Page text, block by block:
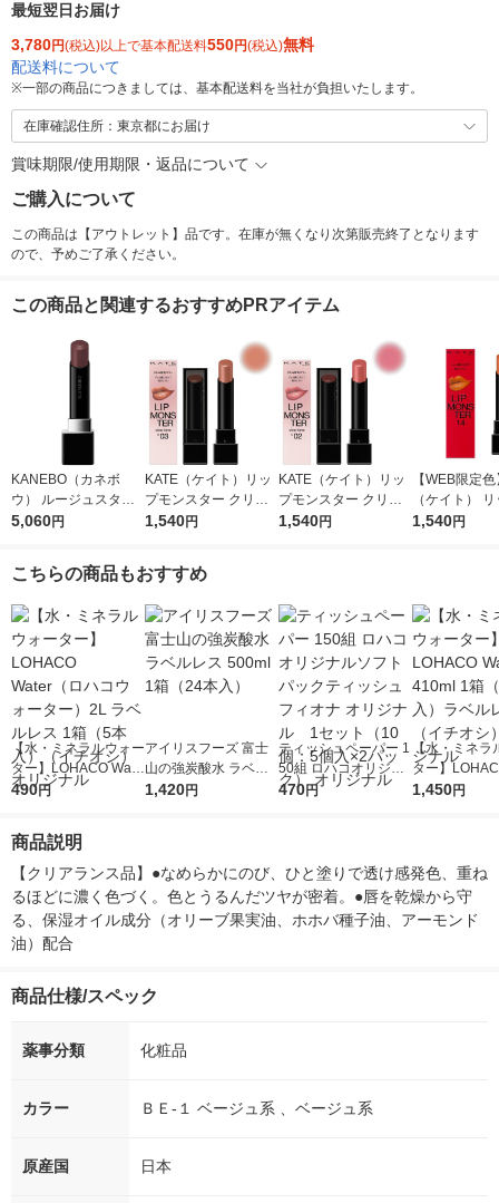
最短翌日お届け
3,780円(税込)以上で基本配送料550円(税込)無料
配送料について
※一部の商品につきましては、基本配送料を当社が負担いたします。
在庫確認住所：東京都にお届け
賞味期限/使用期限・返品について
ご購入について
この商品は【アウトレット】品です。在庫が無くなり次第販売終了となります
ので、予めご了承ください。
この商品と関連するおすすめPRアイテム
KANEBO（カネボ
ウ） ルージュスター
ヴァイブラント V07
5,060円
KATE（ケイト）リッ
プモンスター クリア
トーン C03 枝化モン
1,540円
KATE（ケイト）リッ
プモンスター クリア
トーン C02 肉色モン
1,540円
【WEB限定
（ケイト）
ンスター 14
1,540円
こちらの商品もおすすめ
【水・ミネラルウォー
ター】LOHACO Wate
r（ロハコウォータ
シ） オリジナル
490円
アイリスフーズ 富士
山の強炭酸水 ラベル
レス 500ml 1箱（24
1,420円
ティッシュペーパー 1
50組 ロハコオリジナ
ルソフトパックティッ
オリジナル
470円
【水・ミネラ
ター】
r 410ml 1箱（
1,450円
商品説明
【クリアランス品】●なめらかにのび、ひと塗りで透け感発色、重ね
るほどに濃く色づく。色とうるんだツヤが密着。●唇を乾燥から守
る、保湿オイル成分（オリーブ果実油、ホホバ種子油、アーモンド
油）配合
商品仕様/スペック
薬事分類 化粧品
カラー ＢＥ-１ ベージュ系 、ベージュ系
原産国 日本